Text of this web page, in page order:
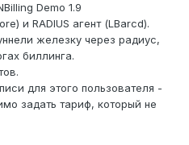
Demo 1.9
и RADIUS агент (LBarcd).
железку через радиус,
биллинга.
для этого пользователя -
задать тариф, который не